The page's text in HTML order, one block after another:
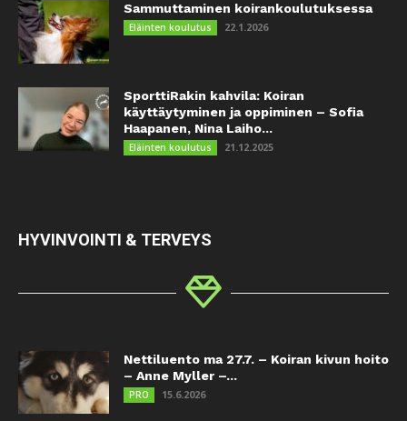
Sammuttaminen koirankoulutuksessa
Eläinten koulutus 22.1.2026
SporttiRakin kahvila: Koiran
käyttäytyminen ja oppiminen – Sofia
Haapanen, Nina Laiho...
Eläinten koulutus 21.12.2025
HYVINVOINTI & TERVEYS
Nettiluento ma 27.7. – Koiran kivun hoito
– Anne Myller –...
PRO 15.6.2026